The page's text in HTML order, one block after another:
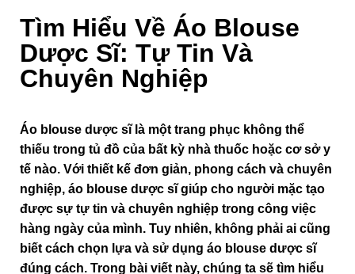
Tìm Hiểu Về Áo Blouse
Dược Sĩ: Tự Tin Và
Chuyên Nghiệp
Áo blouse dược sĩ là một trang phục không thể
thiếu trong tủ đồ của bất kỳ nhà thuốc hoặc cơ sở y
tế nào. Với thiết kế đơn giản, phong cách và chuyên
nghiệp, áo blouse dược sĩ giúp cho người mặc tạo
được sự tự tin và chuyên nghiệp trong công việc
hàng ngày của mình. Tuy nhiên, không phải ai cũng
biết cách chọn lựa và sử dụng áo blouse dược sĩ
đúng cách. Trong bài viết này, chúng ta sẽ tìm hiểu